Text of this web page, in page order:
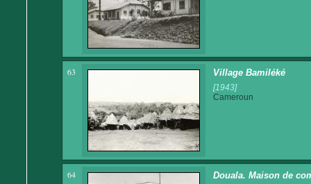
63 Village Bamiléké
[1943]
Cameroun
64 Douala. Maison de